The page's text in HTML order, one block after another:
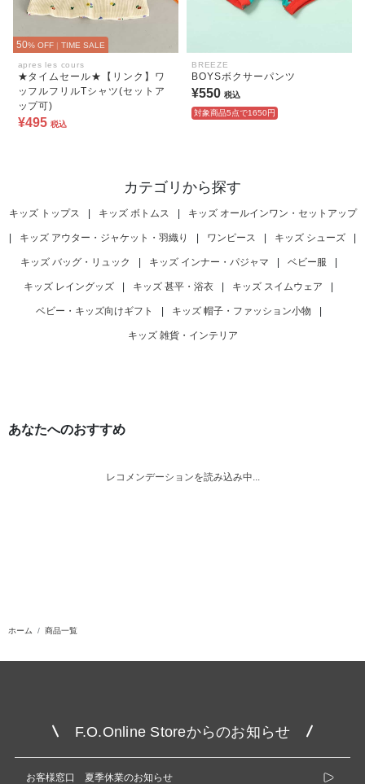
50% OFF | TIME SALE
apres les cours
★タイムセール★【リンク】ワ
ッフルフリルTシャツ(セットア
ップ可)
¥495 税込
BREEZE
BOYSボクサーパンツ
¥550 税込
対象商品5点で1650円
カテゴリから探す
キッズ トップス キッズ ボトムス キッズ オールインワン・セットアップ
キッズ アウター・ジャケット・羽織り ワンピース キッズ シューズ
キッズ バッグ・リュック キッズ インナー・パジャマ ベビー服
キッズ レイングッズ キッズ 甚平・浴衣 キッズ スイムウェア
ベビー・キッズ向けギフト キッズ 帽子・ファッション小物
キッズ 雑貨・インテリア
あなたへのおすすめ
レコメンデーションを読み込み中...
ホーム 商品一覧
F.O.Online Storeからのお知らせ
お客様窓口 夏季休業のお知らせ